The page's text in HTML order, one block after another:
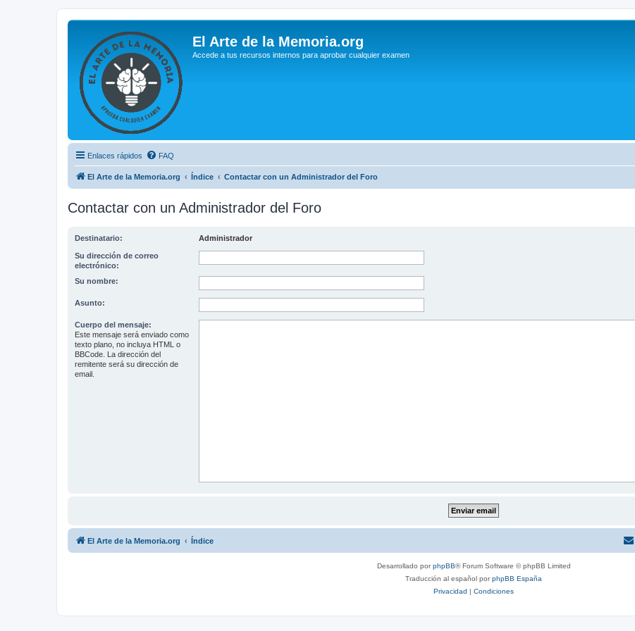
El Arte de la Memoria.org
Accede a tus recursos internos para aprobar cualquier examen
Enlaces rápidos FAQ
El Arte de la Memoria.org Índice Contactar con un Administrador del Foro
Contactar con un Administrador del Foro
Destinatario: Administrador
Su dirección de correo
electrónico:
Su nombre:
Asunto:
Cuerpo del mensaje:
Este mensaje será enviado como
texto plano, no incluya HTML o
BBCode. La dirección del
remitente será su dirección de
email.
El Arte de la Memoria.org Índice
Desarrollado porphpBB® Forum Software © phpBB Limited
Traducción al español porphpBB España
Privacidad | Condiciones